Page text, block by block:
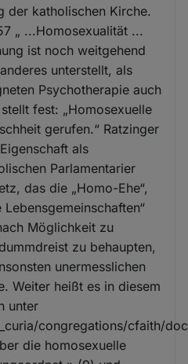
der katholischen Kirche.
„ ...Homosexualität ...
ist noch weitgehend
unterstellt, als
Psychotherapie auch
fest: „Homosexuelle
gerufen.“ Ratzinger
als
Parlamentarier
das die „Homo-Ehe“,
Möglichkeit zu
zu behaupten,
unermesslichen
Weiter heißt es in diesem
unter
congregations/cfaith/
die homosexuelle